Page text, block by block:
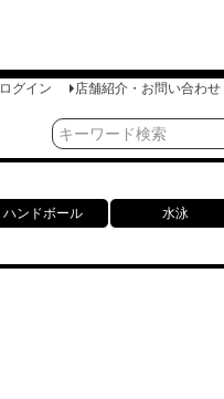
ログイン 店舗紹介・お問い合わせ
ハンドボール 水泳